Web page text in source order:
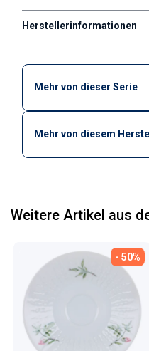
Herstellerinformationen
Mehr von dieser Serie
Mehr von diesem
Weitere Artikel aus
- 50%